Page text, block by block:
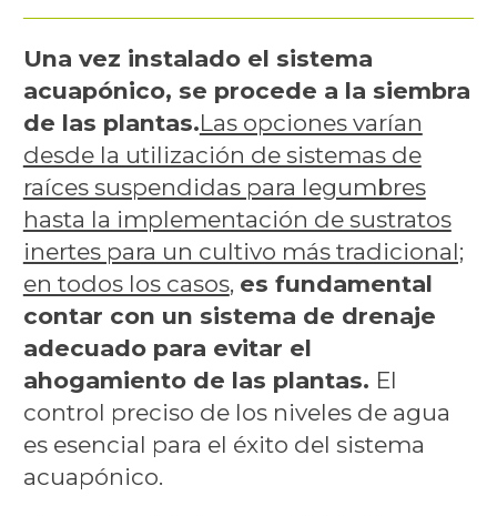
Una vez instalado el sistema
acuapónico, se procede a la siembra
de las plantas.Las opciones varían
desde la utilización de sistemas de
raíces suspendidas para legumbres
hasta la implementación de sustratos
inertes para un cultivo más tradicional;
en todos los casos, es fundamental
contar con un sistema de drenaje
adecuado para evitar el
ahogamiento de las plantas. El
control preciso de los niveles de agua
es esencial para el éxito del sistema
acuapónico.